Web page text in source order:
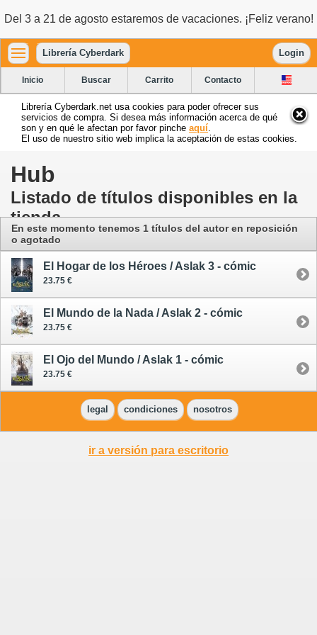
Del 3 a 21 de agosto estaremos de vacaciones. ¡Feliz verano!
Librería Cyberdark Login
Inicio Buscar Carrito Contacto
Librería Cyberdark.net usa cookies para poder ofrecer sus
servicios de compra. Si desea más información acerca de qué
son y en qué le afectan por favor pinche aquí
El uso de nuestro sitio web implica la aceptación de estas cookies.
Hub
Listado de títulos disponibles en la
tienda
En este momento tenemos 1 títulos del autor en reposición
o agotado
El Hogar de los Héroes / Aslak 3 - cómic
23.75 €
El Mundo de la Nada / Aslak 2 - cómic
23.75 €
El Ojo del Mundo / Aslak 1 - cómic
23.75 €
legal condiciones nosotros
ir a versión para escritorio